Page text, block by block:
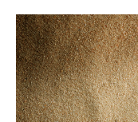
Kdo jsme
Pronájem techniky
Zemní stroje